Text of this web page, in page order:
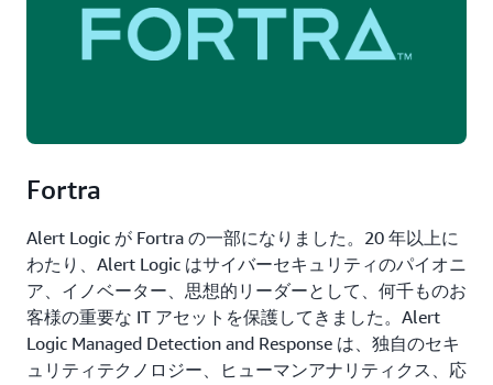
Fortra
Alert Logic が Fortra の一部になりました。20 年以上に
わたり、Alert Logic はサイバーセキュリティのパイオニ
ア、イノベーター、思想的リーダーとして、何千ものお
客様の重要な IT アセットを保護してきました。Alert
Logic Managed Detection and Response は、独自のセキ
ュリティテクノロジー、ヒューマンアナリティクス、応